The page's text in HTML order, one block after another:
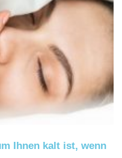
Ihnen kalt ist, wenn